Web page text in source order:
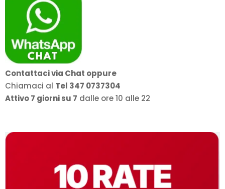
Contattaci via Chat oppure
Chiamaci al Tel 347 0737304
Attivo 7 giorni su 7 dalle ore 10 alle 22